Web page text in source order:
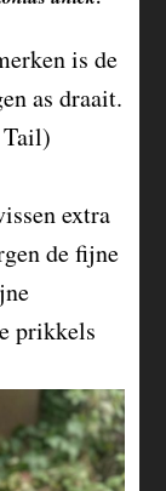
is de
as draait.
extra
de fijne
prikkels